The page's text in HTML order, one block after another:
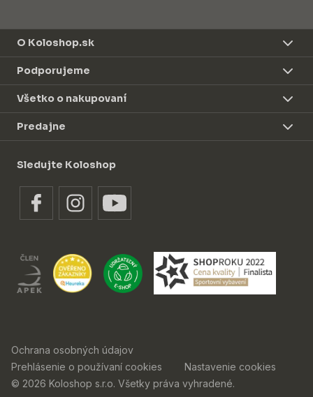
O Koloshop.sk
Podporujeme
Všetko o nakupovaní
Predajne
Sledujte Koloshop
Ochrana osobných údajov
Prehlásenie o používaní cookies
Nastavenie cookies
© 2026 Koloshop s.r.o. Všetky práva vyhradené.